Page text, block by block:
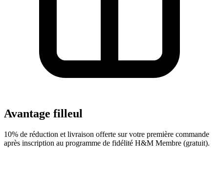
Avantage filleul
10% de réduction et livraison offerte sur votre première commande
après inscription au programme de fidélité H&M Membre (gratuit).